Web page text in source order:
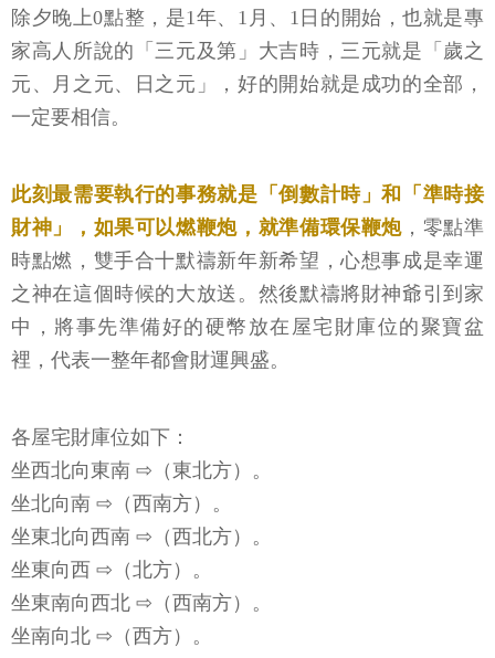
除夕晚上0點整，是1年、1月、1日的開始，也就是專
家高人所說的「三元及第」大吉時，三元就是「歲之
元、月之元、日之元」，好的開始就是成功的全部，
一定要相信。
此刻最需要執行的事務就是「倒數計時」和「準時接
財神」，如果可以燃鞭炮，就準備環保鞭炮 ，零點準
時點燃，雙手合十默禱新年新希望，心想事成是幸運
之神在這個時候的大放送。然後默禱將財神爺引到家
中，將事先準備好的硬幣放在屋宅財庫位的聚寶盆
裡，代表一整年都會財運興盛。
各屋宅財庫位如下：
坐西北向東南 ⇨（東北方）。
坐北向南 ⇨（西南方）。
坐東北向西南 ⇨（西北方）。
坐東向西 ⇨（北方）。
坐東南向西北 ⇨（西南方）。
坐南向北 ⇨（西方）。